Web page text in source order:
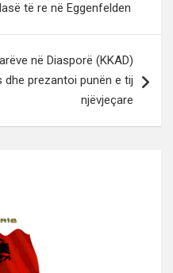
të re në Eggenfelden
në Diasporë (KKAD)
prezantoi punën e tij
njëvjeçare